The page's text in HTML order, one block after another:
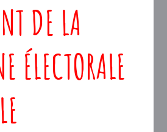
DE LA
ÉLECTORALE